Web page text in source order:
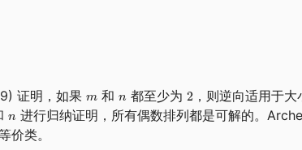
证明，如果 和 都至少为 ，则逆向适用于大
进行归纳证明，所有偶数排列都是可解的。
价类。